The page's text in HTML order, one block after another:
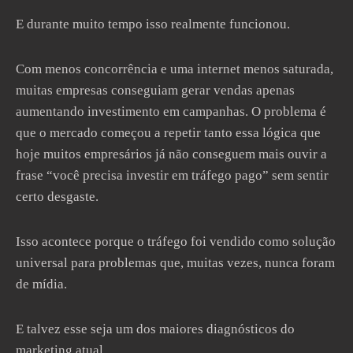
E durante muito tempo isso realmente funcionou.
Com menos concorrência e uma internet menos saturada,
muitas empresas conseguiam gerar vendas apenas
aumentando investimento em campanhas. O problema é
que o mercado começou a repetir tanto essa lógica que
hoje muitos empresários já não conseguem mais ouvir a
frase “você precisa investir em tráfego pago” sem sentir
certo desgaste.
Isso acontece porque o tráfego foi vendido como solução
universal para problemas que, muitas vezes, nunca foram
de mídia.
E talvez esse seja um dos maiores diagnósticos do